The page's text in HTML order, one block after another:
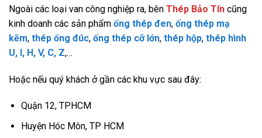
Ngoài các loại van công nghiệp ra, bên Thép Bảo Tín cũng
kinh doanh các sản phẩm ống thép đen, ống thép mạ
kẽm, thép ống đúc, ống thép cỡ lớn, thép hộp, thép hình
U, I, H, V, C, Z,…
Hoặc nếu quý khách ở gần các khu vực sau đây:
Quận 12, TPHCM
Huyện Hóc Môn, TP HCM